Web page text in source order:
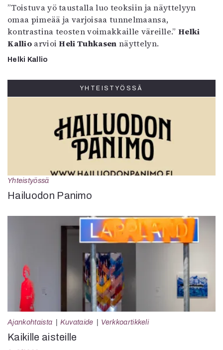
”Toistuva yö taustalla luo teoksiin ja näyttelyyn
omaa pimeää ja varjoisaa tunnelmaansa,
kontrastina teosten voimakkaille väreille.”Helki
KallioarvioiHeli Tuhkasen näyttelyn.
Helki Kallio
YHTEISTYÖSSÄ
Yhteistyössä
Hailuodon Panimo
Ajankohtaista Kuvataide Verkkoartikkeli
Kaikille aisteille